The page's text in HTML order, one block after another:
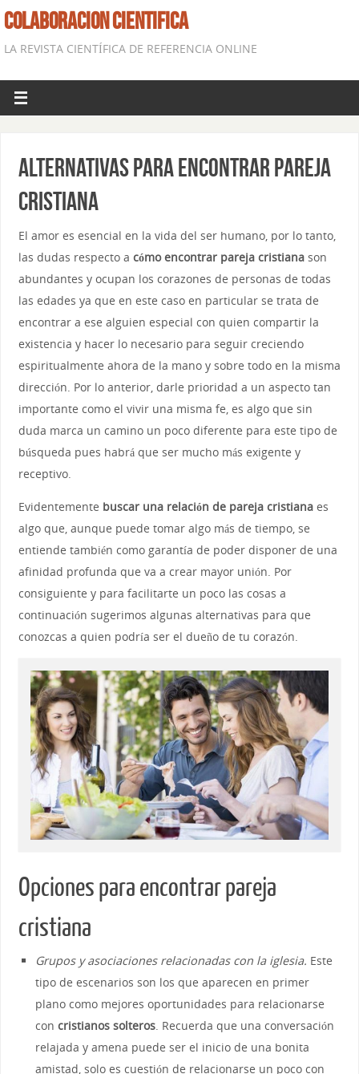
COLABORACION CIENTIFICA
LA REVISTA CIENTÍFICA DE REFERENCIA ONLINE
Alternativas para encontrar pareja
cristiana
El amor es esencial en la vida del ser humano, por lo tanto,
las dudas respecto a cómo encontrar pareja cristianason
abundantes y ocupan los corazones de personas de todas
las edades ya que en este caso en particular se trata de
encontrar a ese alguien especial con quien compartir la
existencia y hacer lo necesario para seguir creciendo
espiritualmente ahora de la mano y sobre todo en la misma
dirección. Por lo anterior, darle prioridad a un aspecto tan
importante como el vivir una misma fe, es algo que sin
duda marca un camino un poco diferente para este tipo de
búsqueda pues habrá que ser mucho más exigente y
receptivo.
Evidentemente buscar una relación de pareja cristianaes
algo que, aunque puede tomar algo más de tiempo, se
entiende también como garantía de poder disponer de una
afinidad profunda que va a crear mayor unión. Por
consiguiente y para facilitarte un poco las cosas a
continuación sugerimos algunas alternativas para que
conozcas a quien podría ser el dueño de tu corazón.
Opciones para encontrar pareja
cristiana
Grupos y asociaciones relacionadas con la iglesia. Este
tipo de escenarios son los que aparecen en primer
plano como mejores oportunidades para relacionarse
concristianos solteros. Recuerda que una conversación
relajada y amena puede ser el inicio de una bonita
amistad, solo es cuestión de relacionarse un poco con